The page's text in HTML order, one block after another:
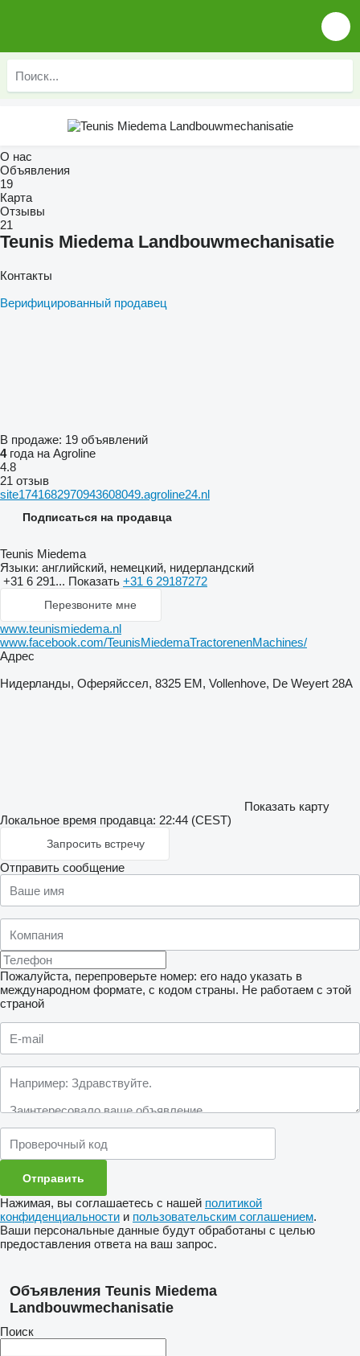
О нас
Объявления
19
Карта
Отзывы
21
Teunis Miedema Landbouwmechanisatie
Контакты
Верифицированный продавец
В продаже: 19 объявлений
4года на Agroline
4.8
21 отзыв
site1741682970943608049.agroline24.nl
Подписаться на продавца
Teunis Miedema
Языки: английский, немецкий, нидерландский
+31 6 291... Показать +31 6 29187272
Перезвоните мне
www.teunismiedema.nl
www.facebook.com/TeunisMiedemaTractorenenMachines/
Адрес
Нидерланды, Оферяйссел, 8325 EM, Vollenhove, De Weyert 28A
Показать карту
Локальное время продавца: 22:44 (CEST)
Запросить встречу
Отправить сообщение
Пожалуйста, перепроверьте номер: его надо указать в
международном формате, с кодом страны. Не работаем с этой
страной
Нажимая, вы соглашаетесь с нашей политикой
конфиденциальности и пользовательским соглашением.
Ваши персональные данные будут обработаны с целью
предоставления ответа на ваш запрос.
Объявления Teunis Miedema
Landbouwmechanisatie
Поиск